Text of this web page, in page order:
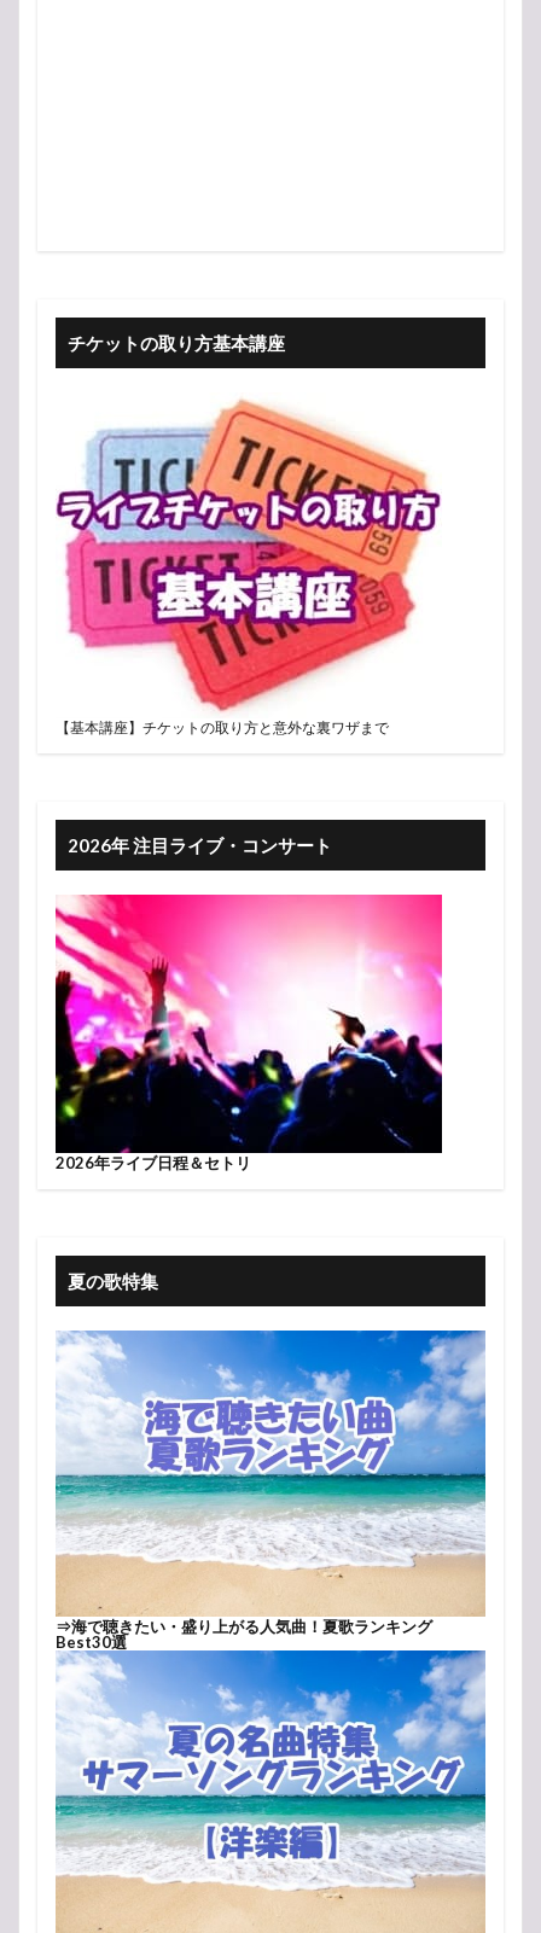
チケットの取り方基本講座
【基本講座】チケットの取り方と意外な裏ワザまで
2026年 注目ライブ・コンサート
2026年ライブ日程＆セトリ
夏の歌特集
⇒海で聴きたい・盛り上がる人気曲！夏歌ランキング
Best30選